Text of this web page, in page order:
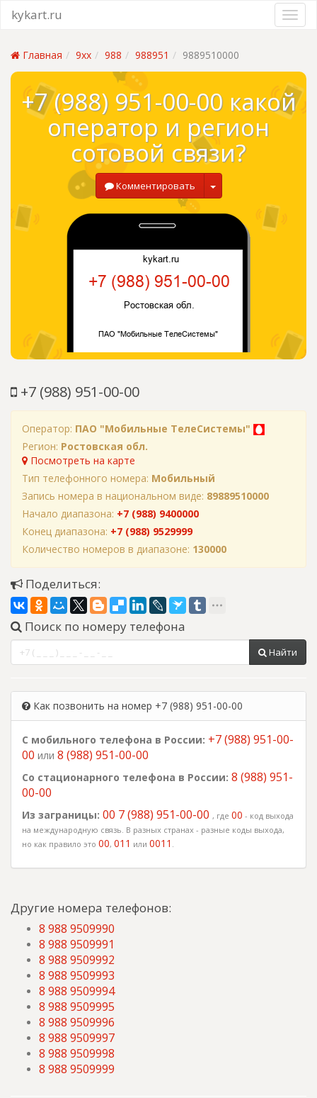
kykart.ru
Главная 9xx 988 988951 9889510000
+7 (988) 951-00-00 какой
оператор и регион
сотовой связи?
Комментировать
+7 (988) 951-00-00
Оператор: ПАО "Мобильные ТелеСистемы"
Регион: Ростовская обл.
Посмотреть на карте
Тип телефонного номера: Мобильный
Запись номера в национальном виде: 89889510000
Начало диапазона: +7 (988) 9400000
Конец диапазона: +7 (988) 9529999
Количество номеров в диапазоне: 130000
Поделиться:
Поиск по номеру телефона
Найти
Как позвонить на номер +7 (988) 951-00-00
С мобильного телефона в России: +7 (988) 951-00-
00 или 8 (988) 951-00-00
Со стационарного телефона в России: 8 (988) 951-
00-00
Из заграницы: 00 7 (988) 951-00-00 , где 00 - код выхода
на международную связь. В разных странах - разные коды выхода,
но как правило это 00, 011 или 0011 .
Другие номера телефонов:
8 988 9509990
8 988 9509991
8 988 9509992
8 988 9509993
8 988 9509994
8 988 9509995
8 988 9509996
8 988 9509997
8 988 9509998
8 988 9509999